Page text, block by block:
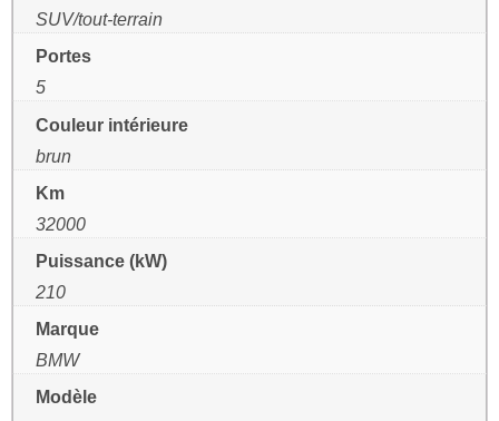
SUV/tout-terrain
Portes
5
Couleur intérieure
brun
Km
32000
Puissance (kW)
210
Marque
BMW
Modèle